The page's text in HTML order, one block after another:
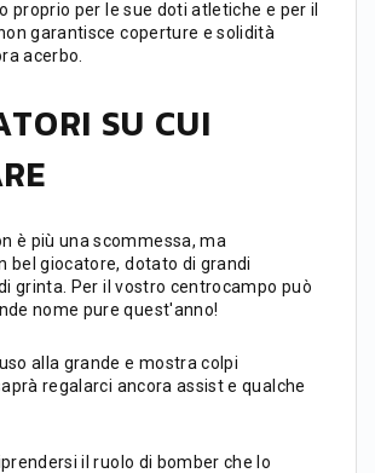
proprio per le sue doti atletiche e per il
garantisce coperture e solidità
acerbo.
SU CUI
è più una scommessa, ma
bel giocatore, dotato di grandi
grinta. Per il vostro centrocampo può
nome pure quest'anno!
alla grande e mostra colpi
regalarci ancora assist e qualche
il ruolo di bomber che lo